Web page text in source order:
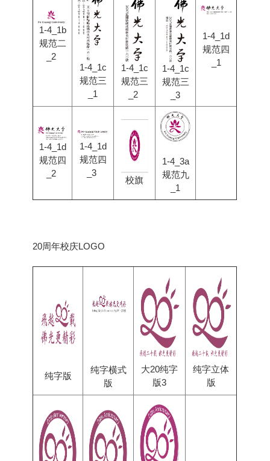
1-4_1b
规范二
_2
1-4_1c
规范三
_1
1-4_1c
规范三
_2
1-4_1c
规范三
_3
1-4_1d
规范四
_1
1-4_1d
规范四
_2
1-4_1d
规范四
_3
校旗
1-4_3a
规范九
_1
20周年校庆LOGO
纯字版
纯字横式
版
大20纯字
版3
纯字立体
版